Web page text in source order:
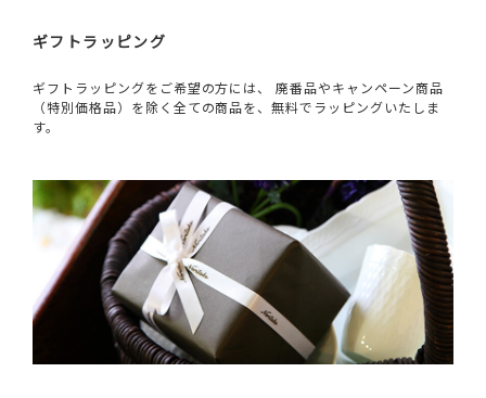
ギフトラッピング
ギフトラッピングをご希望の方には、 廃番品やキャンペーン商品
（特別価格品）を除く全ての商品を、無料でラッピングいたしま
す。